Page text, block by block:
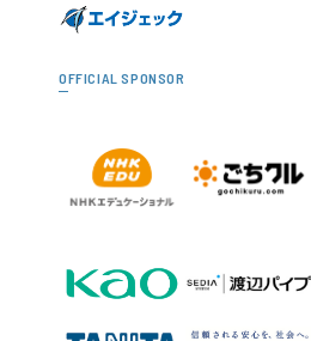
OFFICIAL SPONSOR